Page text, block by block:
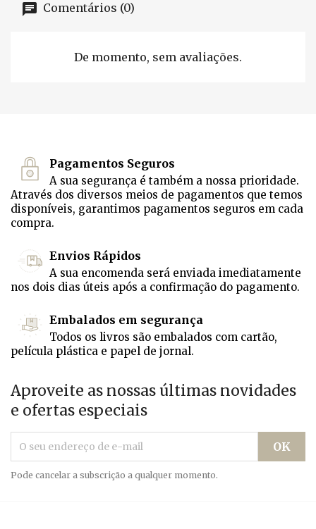
Comentários (0)
De momento, sem avaliações.
Pagamentos Seguros
A sua segurança é também a nossa prioridade.
Através dos diversos meios de pagamentos que temos
disponíveis, garantimos pagamentos seguros em cada
compra.
Envios Rápidos
A sua encomenda será enviada imediatamente
nos dois dias úteis após a confirmação do pagamento.
Embalados em segurança
Todos os livros são embalados com cartão,
película plástica e papel de jornal.
Aproveite as nossas últimas novidades
e ofertas especiais
Pode cancelar a subscrição a qualquer momento.